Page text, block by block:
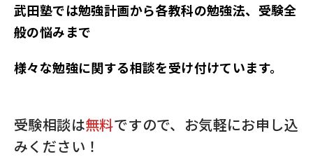
武田塾では勉強計画から各教科の勉強法、受験全
般の悩みまで
様々な勉強に関する相談を受け付けています。
受験相談は無料ですので、お気軽にお申し込
みください！